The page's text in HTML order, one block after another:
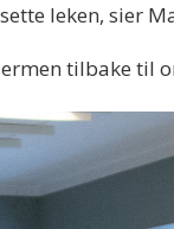
leken, sier
tilbake til